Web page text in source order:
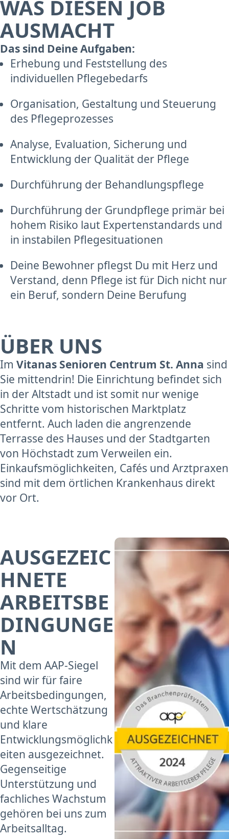
WAS DIESEN JOB
AUSMACHT
Das sind Deine Aufgaben:
Erhebung und Feststellung des
individuellen Pflegebedarfs
Organisation, Gestaltung und Steuerung
des Pflegeprozesses
Analyse, Evaluation, Sicherung und
Entwicklung der Qualität der Pflege
Durchführung der Behandlungspflege
Durchführung der Grundpflege primär bei
hohem Risiko laut Expertenstandards und
in instabilen Pflegesituationen
Deine Bewohner pflegst Du mit Herz und
Verstand, denn Pflege ist für Dich nicht nur
ein Beruf, sondern Deine Berufung
ÜBER UNS
Im Vitanas Senioren Centrum St. Anna sind
Sie mittendrin! Die Einrichtung befindet sich
in der Altstadt und ist somit nur wenige
Schritte vom historischen Marktplatz
entfernt. Auch laden die angrenzende
Terrasse des Hauses und der Stadtgarten
von Höchstadt zum Verweilen ein.
Einkaufsmöglichkeiten, Cafés und Arztpraxen
sind mit dem örtlichen Krankenhaus direkt
vor Ort.
AUSGEZEIC
HNETE
ARBEITSBE
DINGUNGE
N
Mit dem AAP-Siegel
sind wir für faire
Arbeitsbedingungen,
echte Wertschätzung
und klare
Entwicklungsmöglichk
eiten ausgezeichnet.
Gegenseitige
Unterstützung und
fachliches Wachstum
gehören bei uns zum
Arbeitsalltag.